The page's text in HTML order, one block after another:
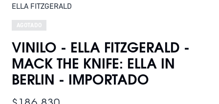
ELLA FITZGERALD
AGOTADO
VINILO - ELLA FITZGERALD -
MACK THE KNIFE: ELLA IN
BERLIN - IMPORTADO